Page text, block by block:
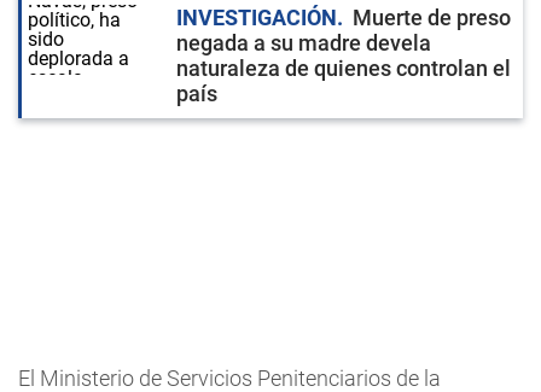
INVESTIGACIÓN
Muerte de preso
negada a su madre devela
naturaleza de quienes controlan el
país
El Ministerio de Servicios Penitenciarios de la